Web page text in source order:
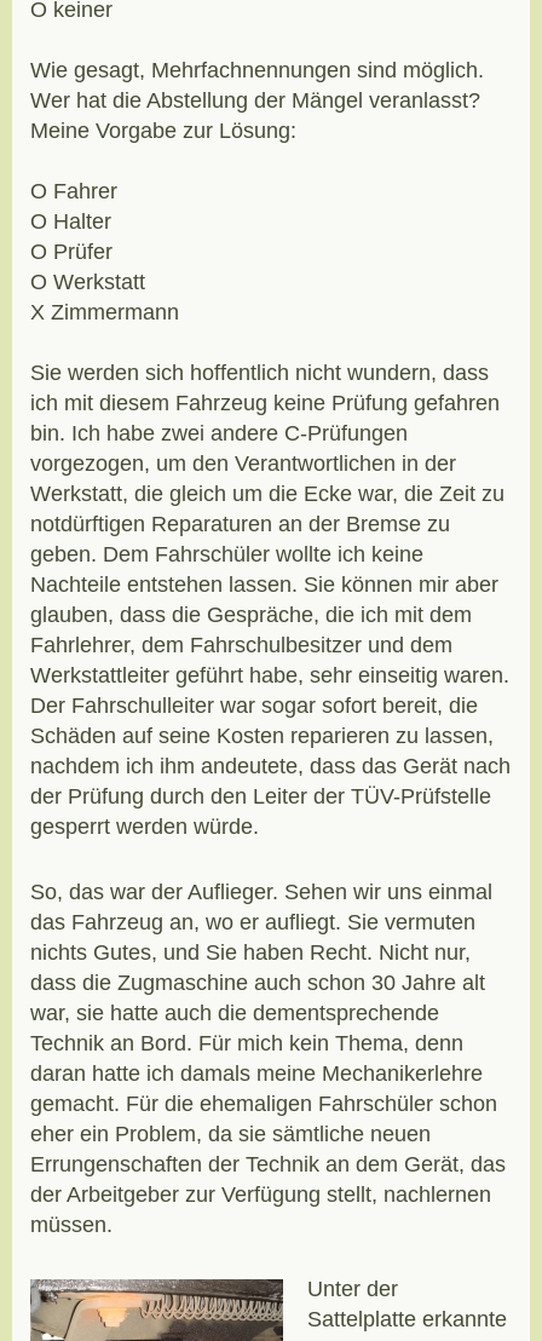
O keiner
Wie gesagt, Mehrfachnennungen sind möglich.
Wer hat die Abstellung der Mängel veranlasst?
Meine Vorgabe zur Lösung:
O Fahrer
O Halter
O Prüfer
O Werkstatt
X Zimmermann
Sie werden sich hoffentlich nicht wundern, dass
ich mit diesem Fahrzeug keine Prüfung gefahren
bin. Ich habe zwei andere C-Prüfungen
vorgezogen, um den Verantwortlichen in der
Werkstatt, die gleich um die Ecke war, die Zeit zu
notdürftigen Reparaturen an der Bremse zu
geben. Dem Fahrschüler wollte ich keine
Nachteile entstehen lassen. Sie können mir aber
glauben, dass die Gespräche, die ich mit dem
Fahrlehrer, dem Fahrschulbesitzer und dem
Werkstattleiter geführt habe, sehr einseitig waren.
Der Fahrschulleiter war sogar sofort bereit, die
Schäden auf seine Kosten reparieren zu lassen,
nachdem ich ihm andeutete, dass das Gerät nach
der Prüfung durch den Leiter der TÜV-Prüfstelle
gesperrt werden würde.
So, das war der Auflieger. Sehen wir uns einmal
das Fahrzeug an, wo er aufliegt. Sie vermuten
nichts Gutes, und Sie haben Recht. Nicht nur,
dass die Zugmaschine auch schon 30 Jahre alt
war, sie hatte auch die dementsprechende
Technik an Bord. Für mich kein Thema, denn
daran hatte ich damals meine Mechanikerlehre
gemacht. Für die ehemaligen Fahrschüler schon
eher ein Problem, da sie sämtliche neuen
Errungenschaften der Technik an dem Gerät, das
der Arbeitgeber zur Verfügung stellt, nachlernen
müssen.
Unter der
Sattelplatte erkannte